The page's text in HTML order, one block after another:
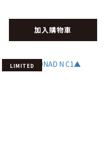
加入購物車
LIMITED